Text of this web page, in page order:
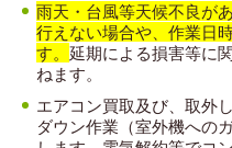
雨天・台風等天候不良が
行えない場合や、作業日
す。 延期による損害等に
ねます。
エアコン買取及び、取外
ダウン作業（室外機への